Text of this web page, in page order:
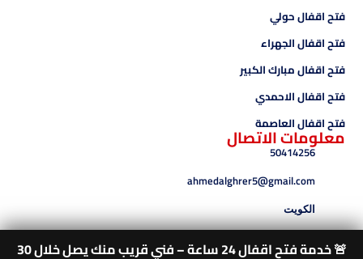
فتح اقفال حولي
فتح اقفال الجهراء
فتح اقفال مبارك الكبير
فتح اقفال الاحمدي
فتح اقفال العاصمة
معلومات الاتصال
50414256
ahmedalghrer5@gmail.com
الكويت
🚨 خدمة فتح اقفال 24 ساعة – فني قريب منك يصل خلال 30